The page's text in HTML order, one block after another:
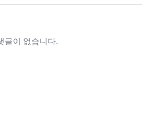
글이 없습니다.